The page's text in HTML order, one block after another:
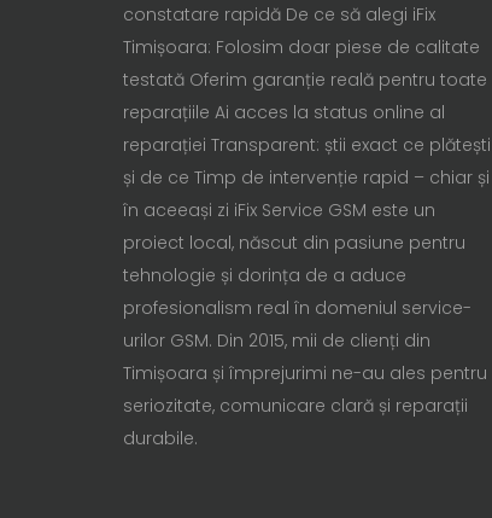
constatare rapidă De ce să alegi iFix
Timișoara: Folosim doar piese de calitate
testată Oferim garanție reală pentru toate
reparațiile Ai acces la status online al
reparației Transparent: știi exact ce plătești
și de ce Timp de intervenție rapid – chiar și
în aceeași zi iFix Service GSM este un
proiect local, născut din pasiune pentru
tehnologie și dorința de a aduce
profesionalism real în domeniul service-
urilor GSM. Din 2015, mii de clienți din
Timișoara și împrejurimi ne-au ales pentru
seriozitate, comunicare clară și reparații
durabile.